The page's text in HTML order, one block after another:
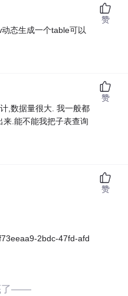
态生成一个table可以
赞
,数据量很大. 我一般都
.能不能我把子表查询
赞
2bdc-47fd-afd
赞
了——